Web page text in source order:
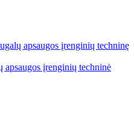
apsaugos įrenginių techninę
įrenginių techninė